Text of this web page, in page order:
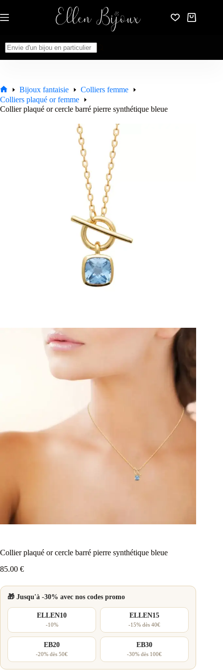
au
contenu
Panier
Accueil
Bijoux fantaisie
Colliers femme
Colliers plaqué or femme
Collier plaqué or cercle barré pierre synthétique bleue
Collier plaqué or cercle barré pierre synthétique bleue
85.00 €
🎁 Jusqu'à -30% avec nos codes promo
ELLEN10
-10%
ELLEN15
-15% dès 40€
EB20
-20% dès 50€
EB30
-30% dès 100€